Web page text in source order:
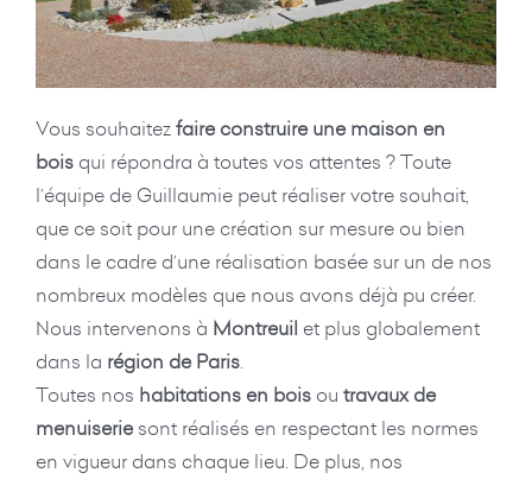
Vous souhaitezfaire construire une maison en
boisqui répondra à toutes vos attentes ? Toute
l’équipe de Guillaumie peut réaliser votre souhait,
que ce soit pour une création sur mesure ou bien
dans le cadre d’une réalisation basée sur un de nos
nombreux modèles que nous avons déjà pu créer.
Nous intervenons à Montreuil et plus globalement
dans la région de Paris.
Toutes nos habitations en boisou travaux de
menuiseriesont réalisés en respectant les normes
en vigueur dans chaque lieu. De plus, nos